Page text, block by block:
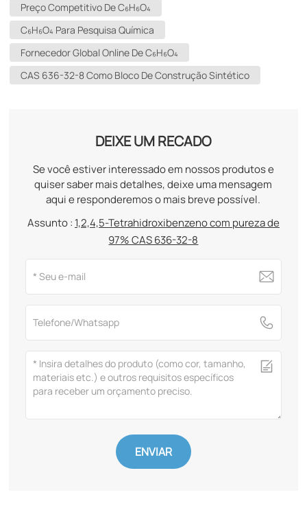
Preço Competitivo De C₆H₆O₄
C₆H₆O₄ Para Pesquisa Química
Fornecedor Global Online De C₆H₆O₄
CAS 636-32-8 Como Bloco De Construção Sintético
DEIXE UM RECADO
Se você estiver interessado em nossos produtos e
quiser saber mais detalhes, deixe uma mensagem
aqui e responderemos o mais breve possível.
Assunto : 1,2,4,5-Tetrahidroxibenzeno com pureza de
97% CAS 636-32-8
ENVIAR